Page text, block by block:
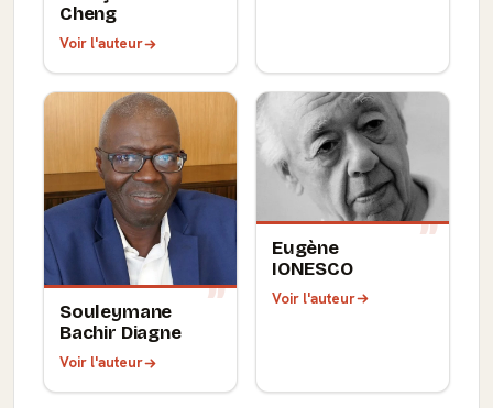
Cheng
Voir l'auteur
Souleymane
Bachir Diagne
Voir l'auteur
Eugène
IONESCO
Voir l'auteur